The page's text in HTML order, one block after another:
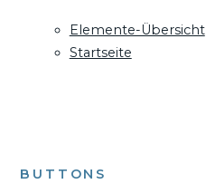
Elemente-Übersicht
Startseite
BUTTONS